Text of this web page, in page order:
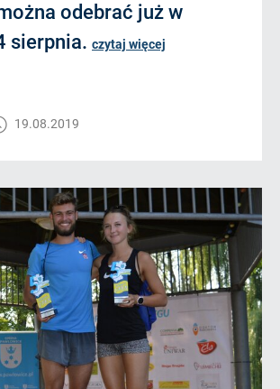
odebrać już w
sierpnia. czytaj więcej
19.08.2019